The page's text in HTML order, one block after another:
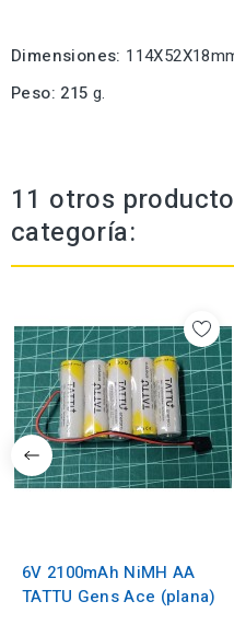
Dimensiones:
Peso: 215 g.
11 otros
categoría:
6V 2100mAh NiMH AA
TATTU Gens Ace (plana)